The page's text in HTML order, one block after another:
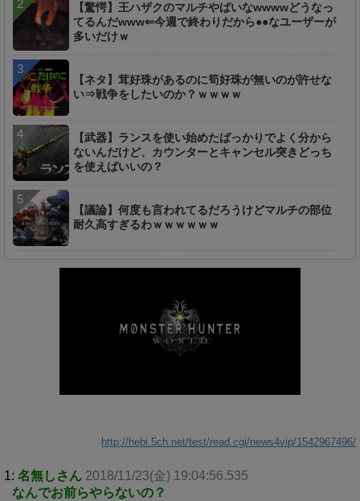
【驚愕】王ハザクのマルチやばいなwwwwどうなっ
てるんだwww⇐今週で終わりだから●●なユーザーが
多いだけｗ
【ネタ】茸好珠があるのに筍好珠が無いのが許せな
い⇒戦争をしたいのか？ｗｗｗｗ
【武器】ランスを使い始めたばっかりでよく分から
ないんだけど、カウンターとキャンセル突きどっち
を使えばいいの？
【議論】何度も言われてるだろうけどマルチの部位
耐久高すぎるわｗｗｗｗｗｗ
http://hebi.5ch.net/test/read.cgi/news4vip/1542967496/
1: 名無しさん 2018/11/23(金) 19:04:56.535
なんでお前らやらないの？